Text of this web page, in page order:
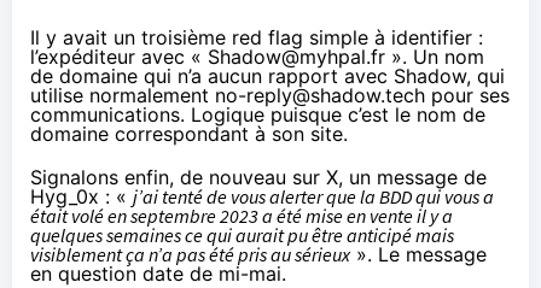
Il y avait un troisième red flag simple à identifier :
l’expéditeur avec « Shadow@myhpal.fr ». Un nom
de domaine qui n’a aucun rapport avec Shadow, qui
utilise normalement no-reply@shadow.tech pour ses
communications. Logique puisque c’est le nom de
domaine correspondant à son site.
Signalons enfin, de nouveau sur X, un message de
Hyg_0x : « j’ai tenté de vous alerter que la BDD qui vous a
était volé en septembre 2023 a été mise en vente il y a
quelques semaines ce qui aurait pu être anticipé mais
visiblement ça n’a pas été pris au sérieux». Le message
en question date de mi-mai.